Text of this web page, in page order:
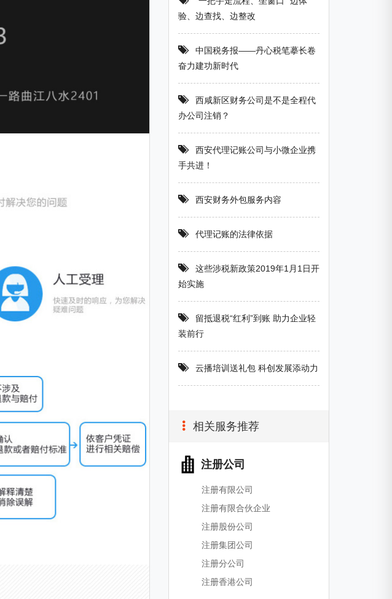
验、边查找、边整改
中国税务报——丹心税笔摹长卷
奋力建功新时代
西咸新区财务公司是不是全程代
办公司注销？
西安代理记账公司与小微企业携
手共进！
西安财务外包服务内容
代理记账的法律依据
这些涉税新政策2019年1月1日开
始实施
留抵退税“红利”到账 助力企业轻
装前行
云播培训送礼包 科创发展添动力
相关服务推荐
注册公司
注册有限公司
注册有限合伙企业
注册股份公司
注册集团公司
注册分公司
注册香港公司